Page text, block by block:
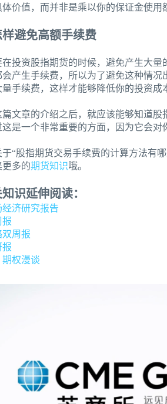
价值，而并非是乘以你的保证金使用
避免高额手续费
投资股指期货的时候，避免产生大量
产生手续费，所以为了避免这种情
手续费，这样才能够降低你的投资成
文章的介绍之后，就应该能够知道
是一个非常重要的方面，因为它会对
“股指期货交易手续费的计算方法有
多的期货知识哦。
识延伸阅读：
济研究报告
报
周报
报
权漫谈